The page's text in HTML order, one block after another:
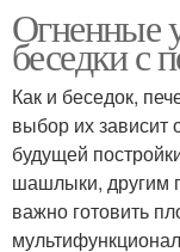
Беседка с
Беседка с
Огненные
беседки с
Как и беседок,
выбор их зависит
будущей
шашлыки, другим
важно готовить